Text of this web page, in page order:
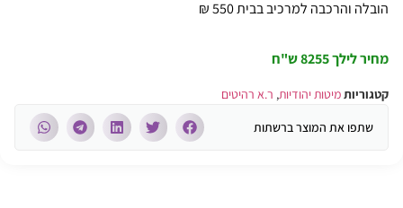
הובלה והרכבה למרכיב בבית 550 ₪
מחיר לילך 8255 ש"ח
קטגוריותמיטות יהודיות, ר.א רהיטים
שתפו את המוצר ברשתות